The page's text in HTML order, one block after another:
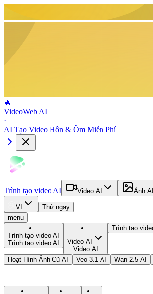
🔥
VideoWeb AI
·
AI Tạo Video Hôn & Ôm Miễn Phí
Trình tạo video AI Video AI Ảnh AI
VI
Thử ngay
menu
Trình tạo video AI
Trình tạo video AI
Video AI
Video AI
Trình tạo
Hoạt Hình Ảnh Cũ AI Veo 3.1 AI Wan 2.5 AI